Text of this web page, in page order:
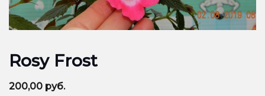
Rosy Frost
200,00 руб.